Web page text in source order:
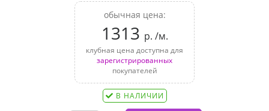
обычная цена:
1313 р. /м.
клубная цена доступна для
зарегистрированных
покупателей
В НАЛИЧИИ